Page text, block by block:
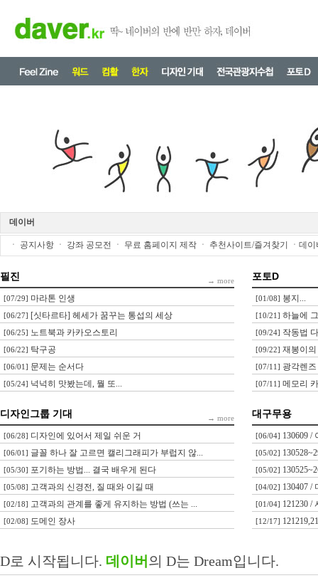
데이버
ㆍ 공지사항 ㆍ 강좌 공모전 ㆍ 무료 홈페이지 제작 ㆍ 추천사이트/즐겨찾기 ㆍ 데이
필진 → more
[07/29] 마라톤 인생
[06/27] [싯타르타] 헤세가 꿈꾸는 통섭의 세상
[06/25] 노트북과 카카오스토리
[06/22] 탁구공
[06/01] 문제는 순서다
[05/24] 넉넉히 맛봤는데, 뭘 또...
포토D
[01/08] 봉지...
[10/21] 하늘에
[09/24] 작동법
[09/22] 재봉이
[07/11] 광각렌
[07/11] 메모리
디자인그룹 기대 → more
[06/28] 디자인에 있어서 제일 쉬운 거
[06/01] 글꼴 하나 잘 고르면 캘리그래피가 부럽지 않...
[05/30] 포기하는 방법... 결국 배우게 된다
[05/08] 고객과의 신경전, 질 때와 이길 때
[02/18] 고객과의 관계를 좋게 유지하는 방법 (쓰는 ...
[02/08] 도메인 장사
대구무용
[06/04] 130609 /
[05/02]
[05/02]
[04/02] 130407 /
[01/04] 121230 /
[12/17]
D로 시작됩니다. 데이버 의 D는 Dream입니다.